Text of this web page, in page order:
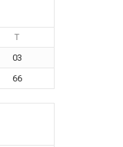
T
03
66